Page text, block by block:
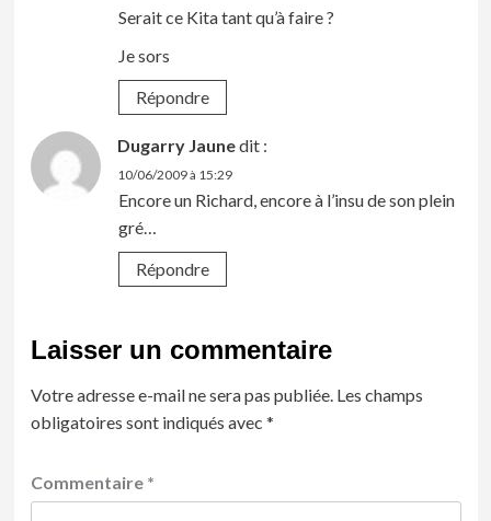
Serait ce Kita tant qu’à faire ?
Je sors
Répondre
Dugarry Jaunedit :
10/06/2009 à 15:29
Encore un Richard, encore à l’insu de son plein
gré…
Répondre
Laisser un commentaire
Votre adresse e-mail ne sera pas publiée. Les champs
obligatoires sont indiqués avec *
Commentaire *